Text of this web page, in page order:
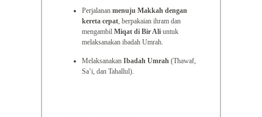
Perjalananmenuju Makkah dengan
kereta cepat, berpakaian ihram dan
mengambilMiqat di Bir Ali untuk
melaksanakan ibadah Umrah.
MelaksanakanIbadah Umrah (Thawaf,
Sa’i, dan Tahallul).